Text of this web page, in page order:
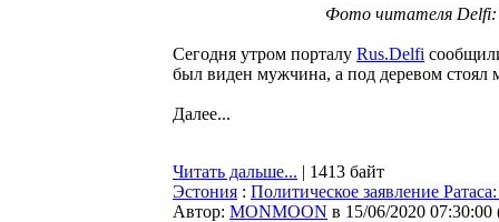
Фото читателя Delfi:
Сегодня утром порталу Rus.Delfi
был виден мужчина, а под деревом стоял
Далее...
Читать дальше... | 1413 байт
Эстония : Политическое заявление
Автор: MONMOON в 15/06/2020 07:30:00